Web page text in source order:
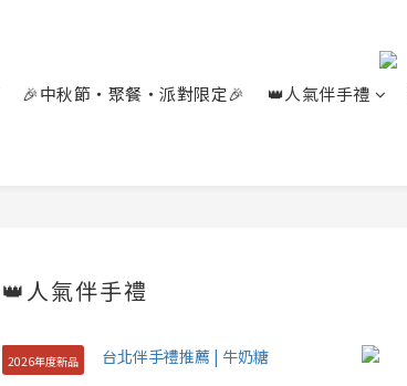
🎉中秋節‧聚餐‧派對限定🎉 👑人氣伴手禮
👑人氣伴手禮
2026年度新品